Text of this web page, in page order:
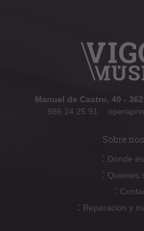
Manuel de Castro, 40 -
986 24 25 91 ·
Sobre
: Dónde
: Quienes
:
: Reparación y